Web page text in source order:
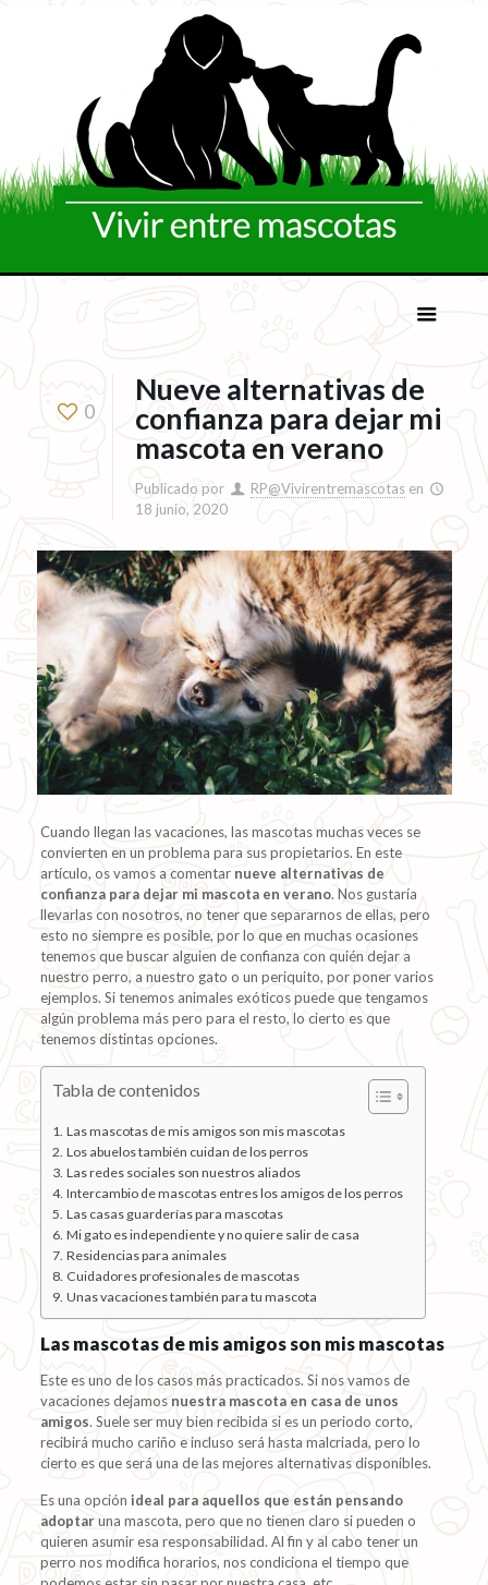
0
Nueve alternativas de
confianza para dejar mi
mascota en verano
Publicado por RP@Vivirentremascotas en
18 junio, 2020
Cuando llegan las vacaciones, las mascotas muchas veces se
convierten en un problema para sus propietarios. En este
artículo, os vamos a comentar nueve alternativas de
confianza para dejar mi mascota en verano. Nos gustaría
llevarlas con nosotros, no tener que separarnos de ellas, pero
esto no siempre es posible, por lo que en muchas ocasiones
tenemos que buscar alguien de confianza con quién dejar a
nuestro perro, a nuestro gato o un periquito, por poner varios
ejemplos. Si tenemos animales exóticos puede que tengamos
algún problema más pero para el resto, lo cierto es que
tenemos distintas opciones.
Tabla de contenidos
Las mascotas de mis amigos son mis mascotas
Los abuelos también cuidan de los perros
Las redes sociales son nuestros aliados
Intercambio de mascotas entres los amigos de los perros
Las casas guarderías para mascotas
Mi gato es independiente y no quiere salir de casa
Residencias para animales
Cuidadores profesionales de mascotas
Unas vacaciones también para tu mascota
Las mascotas de mis amigos son mis mascotas
Este es uno de los casos más practicados. Si nos vamos de
vacaciones dejamos nuestra mascota en casa de unos
amigos. Suele ser muy bien recibida si es un periodo corto,
recibirá mucho cariño e incluso será hasta malcriada, pero lo
cierto es que será una de las mejores alternativas disponibles.
Es una opción ideal para aquellos que están pensando
adoptaruna mascota, pero que no tienen claro si pueden o
quieren asumir esa responsabilidad. Al fin y al cabo tener un
perro nos modifica horarios, nos condiciona el tiempo que